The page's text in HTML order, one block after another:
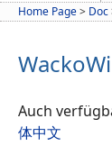
Home Page> Doc
Auch
体中文